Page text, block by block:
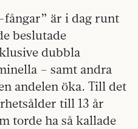
fångar” är i dag runt
beslutade
dubbla
– samt andra
andelen öka. Till det
till 13 år
torde ha så kallade